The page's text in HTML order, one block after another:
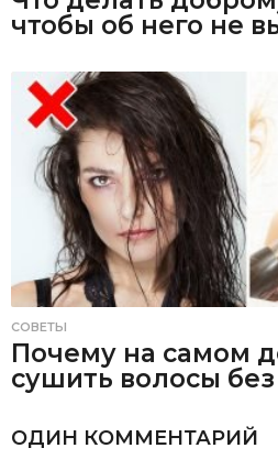
чтобы об него не
СОВЕТЫ
Почему на самом
сушить волосы
ОДИН КОММЕНТАРИЙ